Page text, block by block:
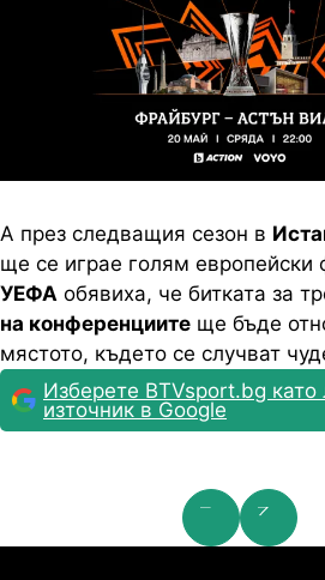
А през следващия сезон в
ще се играе голям европейски
УЕФА обявиха, че битката за
на конференциите ще бъде
мястото, където се случват
Изберете BTVsport.bg
източник в Google